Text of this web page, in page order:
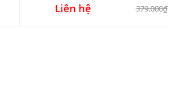
Liên hệ 379.000₫